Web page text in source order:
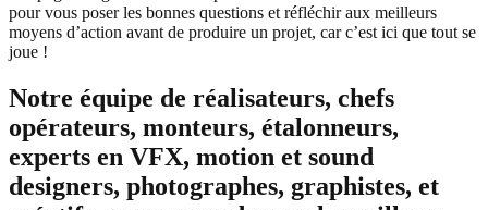
pour vous poser les bonnes questions et réfléchir aux meilleurs
moyens d’action avant de produire un projet, car c’est ici que tout se
joue !
Notre équipe de réalisateurs, chefs
opérateurs, monteurs, étalonneurs,
experts en VFX, motion et sound
designers, photographes, graphistes, et